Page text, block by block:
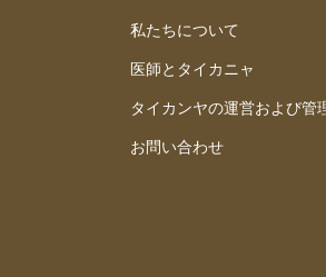
私たちについて
医師とタイカニャ
タイカンヤの運営および管
お問い合わせ